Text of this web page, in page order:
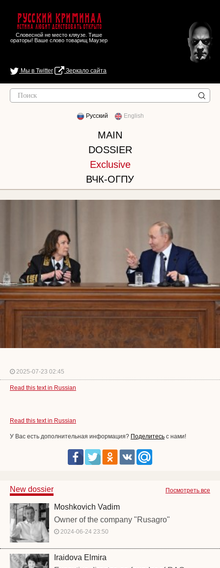
Русский Криминал
Истина любит действовать открыто
Словесной не место кляузе. Тише
ораторы! Ваше слово товарищ Маузер
Мы в Twitter Зеркало сайта
Русский English
MAIN
DOSSIER
Exclusive
ВЧК-ОГПУ
2025-07-23 02:45
Read this text in Russian
Read this text in Russian
У Вас есть дополнительная информация? Поделитесь с нами!
Посмотреть все
New dossier
Moshkovich Vadim
Owner of the company "Rusagro"
2024-06-24 23:50
Iraidova Elmira